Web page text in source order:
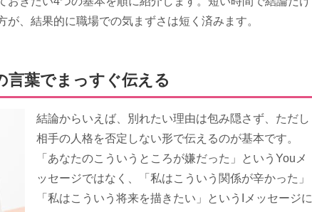
、結果的に職場での気まずさは短く済みます。
言葉でまっすぐ伝える
結論からいえば、別れたい理由は包み隠さず、ただし
相手の人格を否定しない形で伝えるのが基本です。
「あなたのこういうところが嫌だった」というYouメ
ッセージではなく、「私はこういう関係が辛かった」
「私はこういう将来を描きたい」というIメッセージに